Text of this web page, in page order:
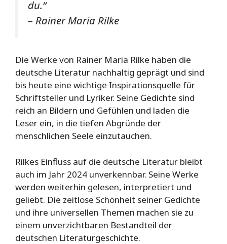
du.“
– Rainer Maria Rilke
Die Werke von Rainer Maria Rilke haben die
deutsche Literatur nachhaltig geprägt und sind
bis heute eine wichtige Inspirationsquelle für
Schriftsteller und Lyriker. Seine Gedichte sind
reich an Bildern und Gefühlen und laden die
Leser ein, in die tiefen Abgründe der
menschlichen Seele einzutauchen.
Rilkes Einfluss auf die deutsche Literatur bleibt
auch im Jahr 2024 unverkennbar. Seine Werke
werden weiterhin gelesen, interpretiert und
geliebt. Die zeitlose Schönheit seiner Gedichte
und ihre universellen Themen machen sie zu
einem unverzichtbaren Bestandteil der
deutschen Literaturgeschichte.